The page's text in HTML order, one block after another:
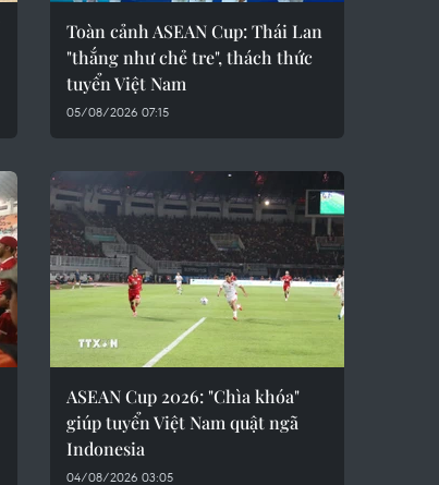
Toàn cảnh ASEAN Cup: Thái Lan
"thắng như chẻ tre", thách thức
tuyển Việt Nam
05/08/2026 07:15
ASEAN Cup 2026: "Chìa khóa"
giúp tuyển Việt Nam quật ngã
Indonesia
04/08/2026 03:05